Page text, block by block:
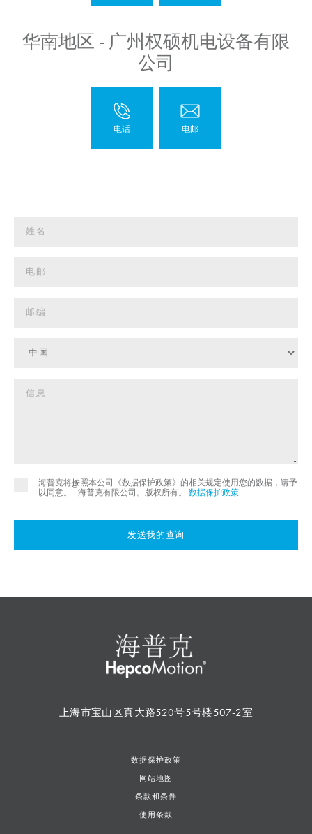
华南地区 - 广州权硕机电设备有限
公司
海普克将按照本公司《数据保护政策》的相关规定使用您的数据，请予
以同意。
©
海普克有限公司。版权所有。 数据保护政策.
发送我的查询
上海市宝山区真大路520号5号楼507-2室
数据保护政策
网站地图
条款和条件
使用条款